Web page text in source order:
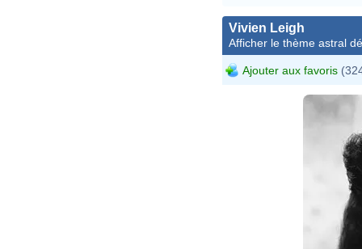
Vivien Leigh
Afficher le thème astral
Ajouter aux favoris